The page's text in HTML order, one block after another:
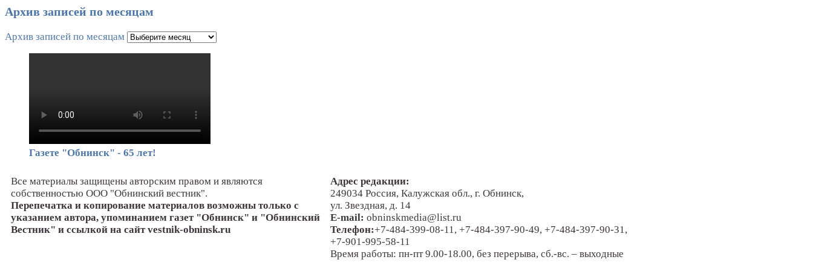
Архив записей по месяцам
Архив записей по месяцам
Газете "Обнинск" - 65 лет!
Все материалы защищены авторским правом и являются
собственностью ООО "Обнинский вестник".
Перепечатка и копирование материалов возможны только с
указанием автора, упоминанием газет "Обнинск" и "Обнинский
Вестник" и ссылкой на сайт vestnik-obninsk.ru
Адрес редакции:
249034 Россия, Калужская обл., г. Обнинск,
ул. Звездная, д. 14
E-mail: obninskmedia@list.ru
Телефон:+7-484-399-08-11, +7-484-397-90-49, +7-484-397-90-31,
+7-901-995-58-11
Время работы: пн-пт 9.00-18.00, без перерыва, сб.-вс. – выходные